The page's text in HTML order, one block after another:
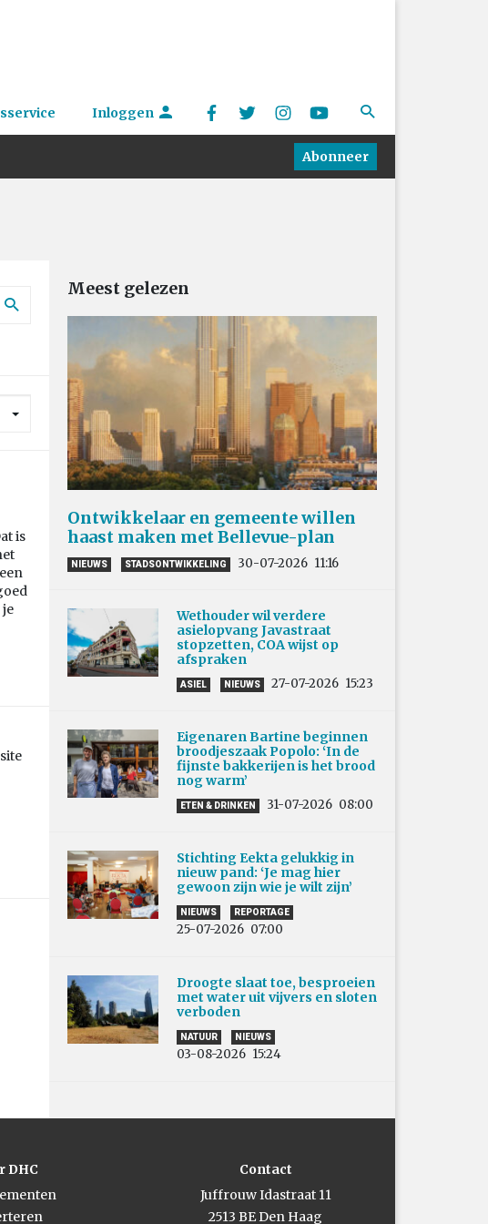
Inloggen
Abonneer
is
Meest gelezen
Ontwikkelaar en gemeente willen
haast maken met Bellevue-plan
NIEUWS STADSONTWIKKELING 30-07-2026 11:16
Wethouder wil verdere
asielopvang Javastraat
stopzetten, COA wijst op
afspraken
ASIEL NIEUWS 27-07-2026 15:23
Eigenaren Bartine beginnen
broodjeszaak Popolo: ‘In de
fijnste bakkerijen is het brood
nog warm’
ETEN & DRINKEN 31-07-2026 08:00
Stichting Eekta gelukkig in
nieuw pand: ‘Je mag hier
gewoon zijn wie je wilt zijn’
NIEUWS REPORTAGE
25-07-2026 07:00
Droogte slaat toe, besproeien
met water uit vijvers en sloten
verboden
NATUUR NIEUWS
03-08-2026 15:24
DHC
Contact
Juffrouw Idastraat 11
2513 BE Den Haag